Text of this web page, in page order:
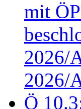
mit
2026/
2026/
Ö